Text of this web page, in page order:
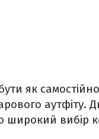
як
вибір